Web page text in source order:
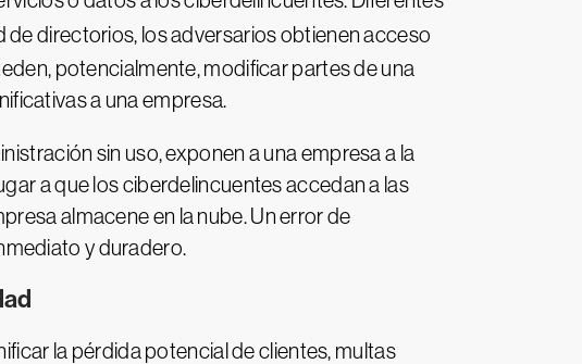
directorios, los adversarios obtienen acceso
potencialmente, modificar partes de una
a una empresa.
sin uso, exponen a una empresa a la
a que los ciberdelincuentes accedan a las
almacene en la nube. Un error de
y duradero.
la pérdida potencial de clientes, multas